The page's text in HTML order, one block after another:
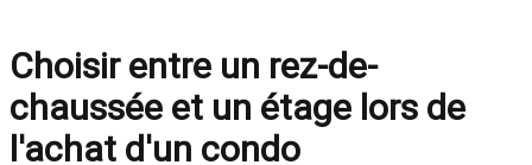
Choisir entre un rez-de-
chaussée et un étage lors de
l'achat d'un condo